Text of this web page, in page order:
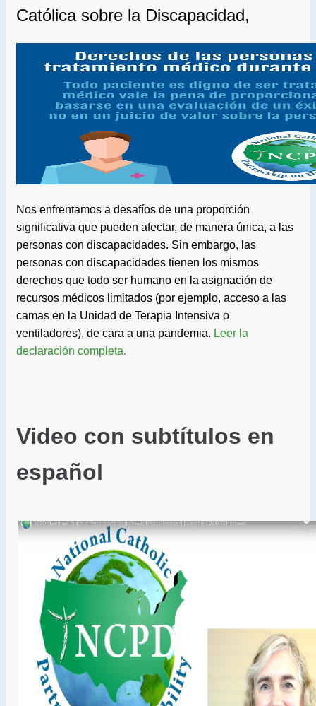
Católica sobre la Discapacidad,
Nos enfrentamos a desafíos de una proporción
significativa que pueden afectar, de manera única, a las
personas con discapacidades. Sin embargo, las
personas con discapacidades tienen los mismos
derechos que todo ser humano en la asignación de
recursos médicos limitados (por ejemplo, acceso a las
camas en la Unidad de Terapia Intensiva o
ventiladores), de cara a una pandemia. Leer la
declaración completa.
Video con subtítulos en
español